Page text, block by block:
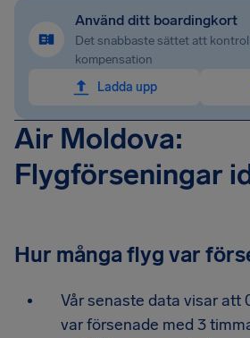
Använd ditt boardingkort
Det snabbaste sättet att
kompensation
Ladda upp
Air Moldova:
Flygförseningar
Hur många flyg var
Vår senaste data visar att
var försenade med 3